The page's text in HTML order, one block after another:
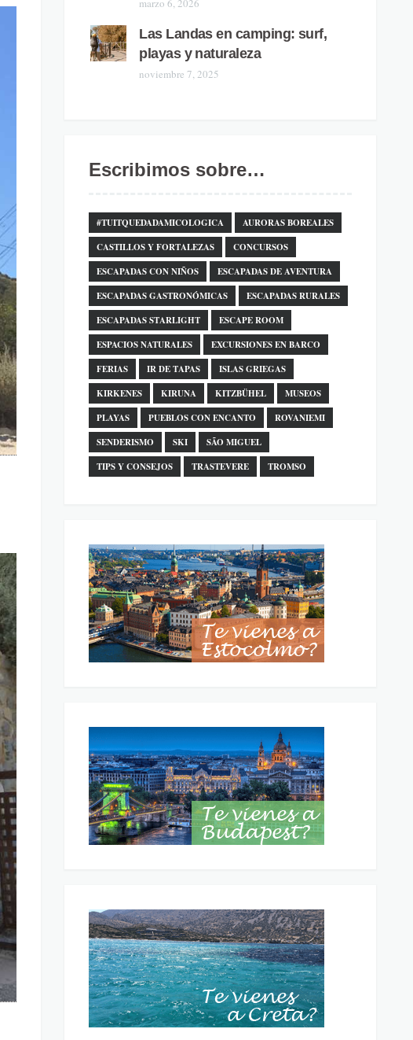
marzo 6, 2026
Las Landas en camping: surf,
playas y naturaleza
noviembre 7, 2025
Escribimos sobre…
#TUITQUEDADAMICOLOGICA
AURORAS BOREALES
CASTILLOS Y FORTALEZAS
CONCURSOS
ESCAPADAS CON NIÑOS
ESCAPADAS DE AVENTURA
ESCAPADAS GASTRONÓMICAS
ESCAPADAS RURALES
ESCAPADAS STARLIGHT
ESCAPE ROOM
ESPACIOS NATURALES
EXCURSIONES EN BARCO
FERIAS
IR DE TAPAS
ISLAS GRIEGAS
KIRKENES
KIRUNA KITZBÜHEL
MUSEOS
PLAYAS
PUEBLOS CON ENCANTO
ROVANIEMI
SENDERISMO
SKI
SÃO MIGUEL
TIPS Y CONSEJOS
TRASTEVERE TROMSO